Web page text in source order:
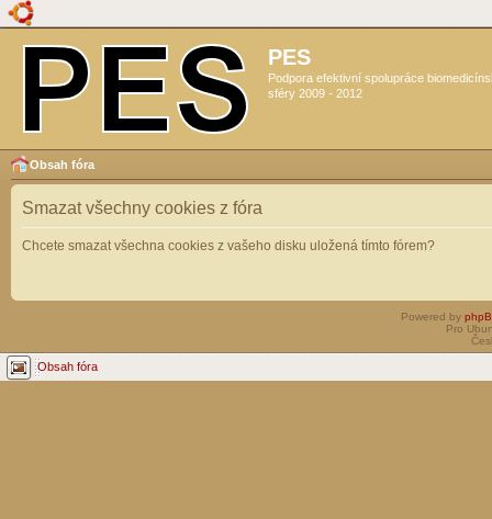
PES
Podpora efektivní spolupráce
sféry 2009 - 2012
Obsah fóra
Smazat všechny cookies z fóra
Chcete smazat všechna cookies z vašeho disku uložená tímto fórem?
Powered by
Pro
Obsah fóra